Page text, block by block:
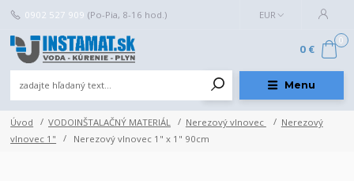
Menu
EUR
0902 527 909 (Po-Pia, 8-16 hod.)
0
0 €
Úvod VODOINŠTALAČNÝ MATERIÁL Nerezový vlnovec
Nerezový
vlnovec 1"
Nerezový vlnovec 1" x 1" 90cm